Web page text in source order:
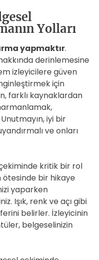
Yolları
yapmaktır.
derinlemesine
izleyicilere güven
için
farklı kaynaklardan
iyi bir
ve onları
kritik bir rol
bir hikaye
yaparken
Işık, renk ve açı gibi
belirler. İzleyicinin
belgeselinizin